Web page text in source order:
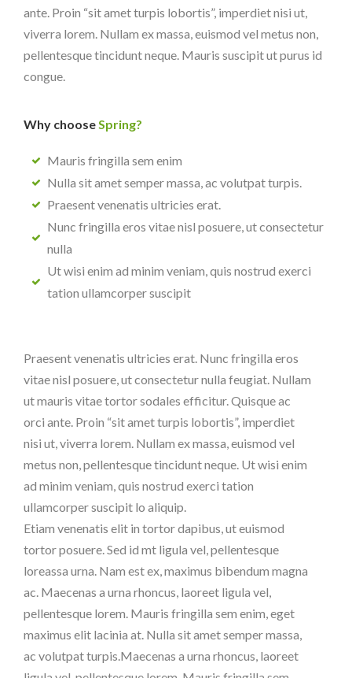
ante. Proin “sit amet turpis lobortis”, imperdiet nisi ut,
viverra lorem. Nullam ex massa, euismod vel metus non,
pellentesque tincidunt neque. Mauris suscipit ut purus id
congue.
Why chooseSpring?
Mauris fringilla sem enim
Nulla sit amet semper massa, ac volutpat turpis.
Praesent venenatis ultricies erat.
Nunc fringilla eros vitae nisl posuere, ut consectetur
nulla
Ut wisi enim ad minim veniam, quis nostrud exerci
tation ullamcorper suscipit
Praesent venenatis ultricies erat. Nunc fringilla eros
vitae nisl posuere, ut consectetur nulla feugiat. Nullam
ut mauris vitae tortor sodales efficitur. Quisque ac
orci ante. Proin “sit amet turpis lobortis”, imperdiet
nisi ut, viverra lorem. Nullam ex massa, euismod vel
metus non, pellentesque tincidunt neque. Ut wisi enim
ad minim veniam, quis nostrud exerci tation
ullamcorper suscipit lo aliquip.
Etiam venenatis elit in tortor dapibus, ut euismod
tortor posuere. Sed id mt ligula vel, pellentesque
loreassa urna. Nam est ex, maximus bibendum magna
ac. Maecenas a urna rhoncus, laoreet ligula vel,
pellentesque lorem. Mauris fringilla sem enim, eget
maximus elit lacinia at. Nulla sit amet semper massa,
ac volutpat turpis.Maecenas a urna rhoncus, laoreet